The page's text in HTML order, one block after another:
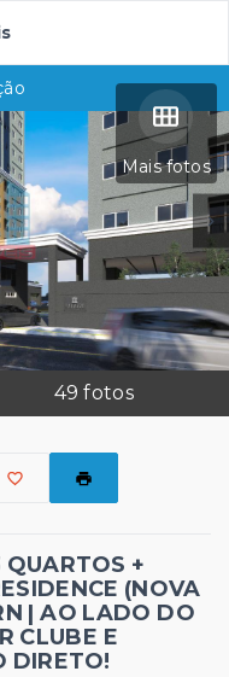
Mais fotos
49 fotos
+
(NOVA
| AO LADO DO
CLUBE E
DIRETO!